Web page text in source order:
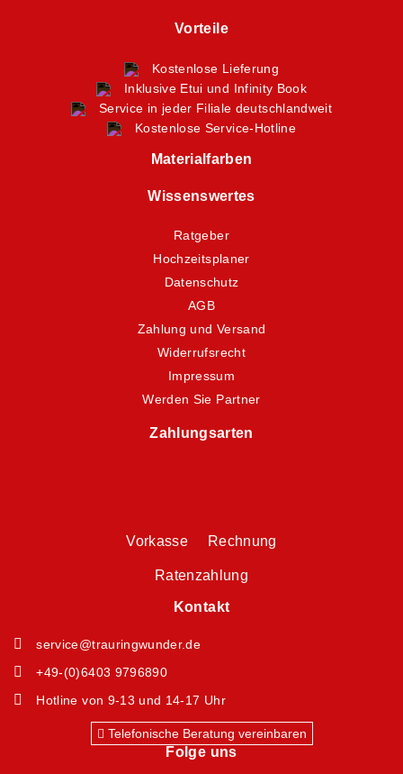
Vorteile
Kostenlose Lieferung
Inklusive Etui und Infinity Book
Service in jeder Filiale deutschlandweit
Kostenlose Service-Hotline
Materialfarben
Wissenswertes
Ratgeber
Hochzeitsplaner
Datenschutz
AGB
Zahlung und Versand
Widerrufsrecht
Impressum
Werden Sie Partner
Zahlungsarten
Vorkasse Rechnung
Ratenzahlung
Kontakt
service@trauringwunder.de
+49-(0)6403 9796890
Hotline von 9-13 und 14-17 Uhr
Telefonische Beratung vereinbaren
Folge uns